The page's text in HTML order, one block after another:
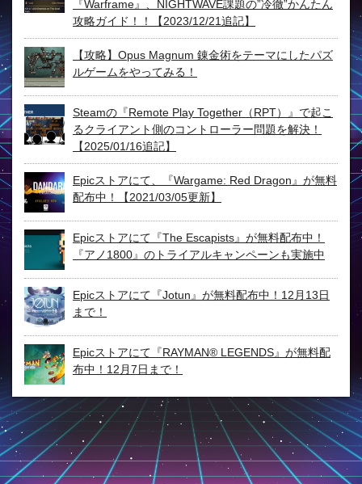
『Warframe』、NIGHTWAVE課題の”冷徹”かんたん
攻略ガイド！！【2023/12/21追記】
【攻略】Opus Magnum 錬金術をテーマにしたパズ
ルゲームをやってみる！
Steamの『Remote Play Together（RPT）』で起こ
るクライアント側のコントローラー問題を解決！
【2025/01/16追記】
Epicストアにて、『Wargame: Red Dragon』が無料
配布中！【2021/03/05更新】
Epicストアにて『The Escapists』が無料配布中！
『アノ1800』のトライアルキャンペーンも実施中
Epicストアにて『Jotun』が無料配布中！12月13日
まで！
Epicストアにて『RAYMAN® LEGENDS』が無料配
布中！12月7日まで！